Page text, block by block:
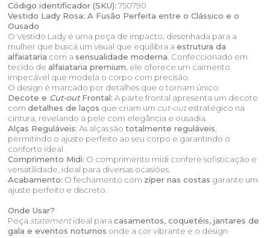
Código identificador (SKU): 750790
Vestido Lady Rosa: A Fusão Perfeita entre o Clássico e o
Ousado
O Vestido Lady é uma peça de impacto, desenhada para a
mulher que busca um visual que equilibra aestrutura da
alfaiataria com a sensualidade moderna. Confeccionado em
tecido de alfaiataria premium, ele oferece um caimento
impecável que modela o corpo com precisão.
O design é marcado por detalhes que o tornam único:
Decote e Cut-outFrontal: A parte frontal apresenta um decote
comdetalhes de laços que criam um cut-outestratégico na
cintura, revelando a pele com elegância e ousadia.
Alças Reguláveis: As alças sãototalmente reguláveis,
permitindo o ajuste perfeito ao seu corpo e garantindo o
conforto ideal.
Comprimento Midi: O comprimento midi confere sofisticação e
versatilidade, ideal para diversas ocasiões.
Acabamento: O fechamento com zíper nas costas garante um
ajuste perfeito e discreto.
Onde Usar?
Peça statementideal paracasamentos, coquetéis, jantares de
gala e eventos noturnos onde a cor vibrante e o design